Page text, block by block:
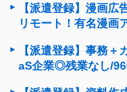
【派遣登録】漫画
リモート！有名漫
【派遣登録】事務
aS企業◎残業なし/